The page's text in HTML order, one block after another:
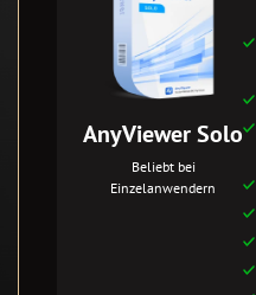
AnyViewer Solo
Beliebt bei
Einzelanwendern